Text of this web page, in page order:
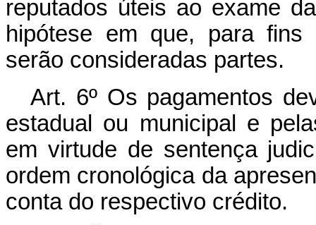
reputados úteis ao exame
hipótese em que, para fins
serão consideradas partes.
Art. 6º Os pagamentos
estadual ou municipal e
em virtude de sentença
ordem cronológica da
conta do respectivo crédito.